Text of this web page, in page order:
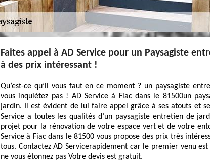
Faites appel à AD Service pour un Paysagiste
à des prix intéressant !
Qu’est-ce qu’il vous faut en ce moment ? un paysagiste
vous inquiétez pas ! AD Service à Fiac dans le 81500un
jardin. Il est évident de lui faire appel grâce à ses atouts et
Service a toutes les qualités d’un paysagiste entretien de
projet pour la rénovation de votre espace vert et de votre
Service à Fiac dans le 81500 vous propose des prix très
tous. Contactez AD Servicerapidement car le premier venu
ne vous étonnez pas Votre devis est gratuit.